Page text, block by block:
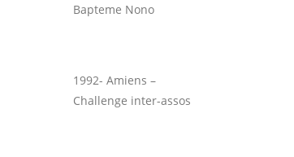
Bapteme Nono
1992- Amiens –
Challenge inter-assos